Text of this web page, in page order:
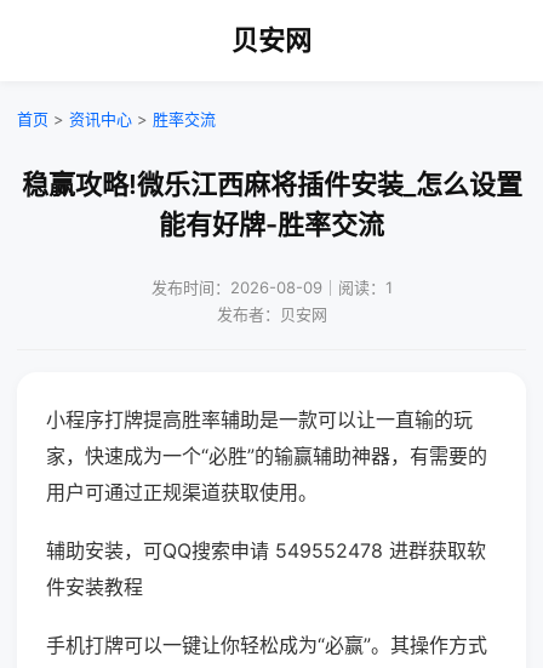
贝安网
首页 > 资讯中心 > 胜率交流
稳赢攻略!微乐江西麻将插件安装_怎么设置
能有好牌-胜率交流
发布时间：2026-08-09｜阅读：1
发布者：贝安网
小程序打牌提高胜率辅助是一款可以让一直输的玩
家，快速成为一个“必胜”的输赢辅助神器，有需要的
用户可通过正规渠道获取使用。
辅助安装，可QQ搜索申请 549552478 进群获取软
件安装教程
手机打牌可以一键让你轻松成为“必赢”。其操作方式